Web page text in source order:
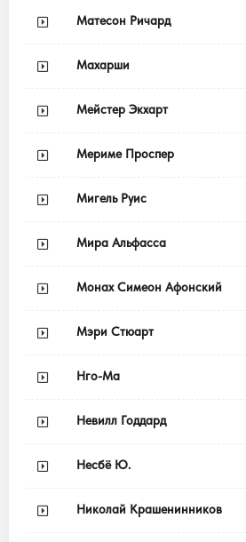
Матесон Ричард
Махарши
Мейстер Экхарт
Мериме Проспер
Мигель Руис
Мира Альфасса
Монах Симеон Афонский
Мэри Стюарт
Нго-Ма
Невилл Годдард
Несбё Ю.
Николай Крашенинников